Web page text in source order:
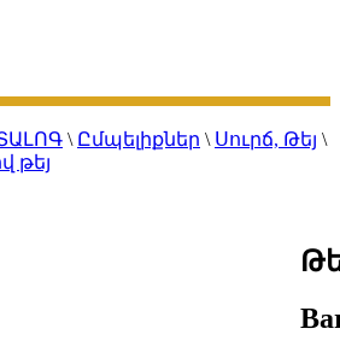
\ Ըմպելիքներ \ Սուրճ, Թեյ \
թեյ